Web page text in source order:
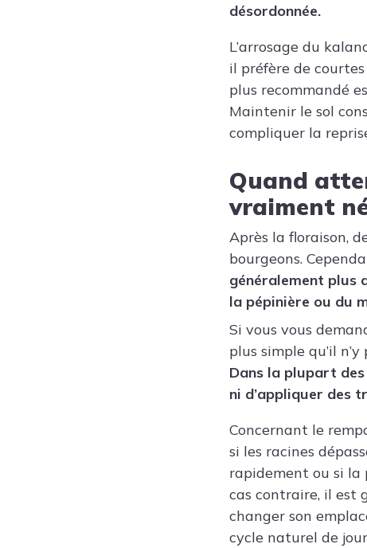
désordonnée.
L’arrosage du
il préfère de
plus recommandé
Maintenir le sol
compliquer la
Quand
vraiment
Après la floraison,
bourgeons.
généralement plus
la pépinière ou du
Si vous vous
plus simple qu’il
Dans la plupart des
ni d’appliquer des
Concernant le
si les racines
rapidement ou si la
cas contraire, il est
changer son
cycle naturel de